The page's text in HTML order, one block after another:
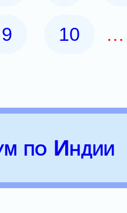
9 10
по Индии